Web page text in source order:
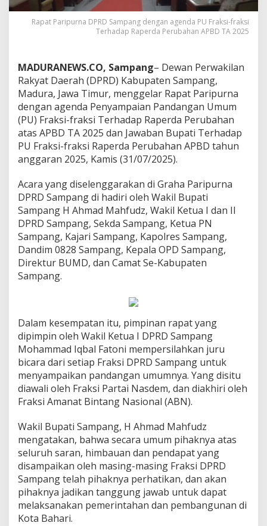
Rapat Paripurna DPRD Sampang dengan agenda PU Fraksi-fraksi
Terhadap Raperda Perubahan APBD TA 2025
MADURANEWS.CO, Sampang– Dewan Perwakilan
Rakyat Daerah (DPRD) Kabupaten Sampang,
Madura, Jawa Timur, menggelar Rapat Paripurna
dengan agenda Penyampaian Pandangan Umum
(PU) Fraksi-fraksi Terhadap Raperda Perubahan
atas APBD TA 2025 dan Jawaban Bupati Terhadap
PU Fraksi-fraksi Raperda Perubahan APBD tahun
anggaran 2025, Kamis (31/07/2025).
Acara yang diselenggarakan di Graha Paripurna
DPRD Sampang di hadiri oleh Wakil Bupati
Sampang H Ahmad Mahfudz, Wakil Ketua I dan II
DPRD Sampang, Sekda Sampang, Ketua PN
Sampang, Kajari Sampang, Kapolres Sampang,
Dandim 0828 Sampang, Kepala OPD Sampang,
Direktur BUMD, dan Camat Se-Kabupaten
Sampang.
Dalam kesempatan itu, pimpinan rapat yang
dipimpin oleh Wakil Ketua I DPRD Sampang
Mohammad Iqbal Fatoni mempersilahkan juru
bicara dari setiap Fraksi DPRD Sampang untuk
menyampaikan pandangan umumnya. Yang disitu
diawali oleh Fraksi Partai Nasdem, dan diakhiri oleh
Fraksi Amanat Bintang Nasional (ABN).
Wakil Bupati Sampang, H Ahmad Mahfudz
mengatakan, bahwa secara umum pihaknya atas
seluruh saran, himbauan dan pendapat yang
disampaikan oleh masing-masing Fraksi DPRD
Sampang telah pihaknya perhatikan, dan akan
pihaknya jadikan tanggung jawab untuk dapat
melaksanakan pemerintahan dan pembangunan di
Kota Bahari.